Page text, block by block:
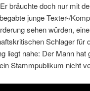
bräuchte doch nur mit
junge Texter-/
sehen würden,
Schlager für
liegt nahe: Der Mann
Stammpublikum nicht